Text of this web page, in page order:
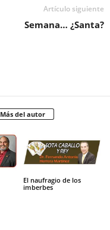
Artículo siguiente
Semana… ¿Santa?
Más del autor
El naufragio de los
imberbes